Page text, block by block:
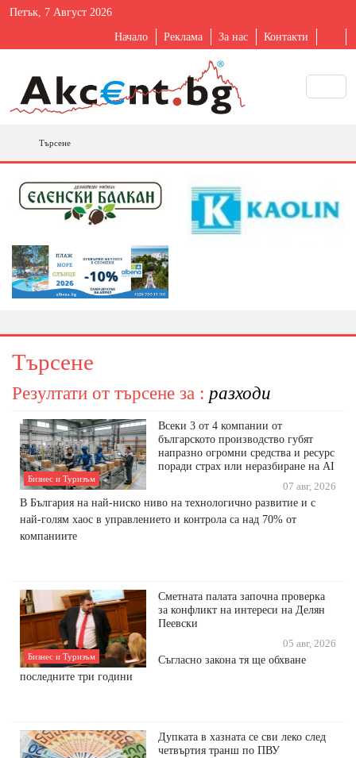
Петък, 7 Август 2026
Начало Реклама За нас Контакти
Търсене
Търсене
Резултати от търсене за : разходи
Бизнес и Туризъм
Всеки 3 от 4 компании от
българското производство губят
напразно огромни средства и ресурс
поради страх или неразбиране на AI
07 авг, 2026
В България на най-ниско ниво на технологично развитие и с
най-голям хаос в управлението и контрола са над 70% от
компаниите
Бизнес и Туризъм
Сметната палата започна проверка
за конфликт на интереси на Делян
Пеевски
05 авг, 2026
Съгласно закона тя ще обхване
последните три години
Дупката в хазната се сви леко след
четвъртия транш по ПВУ